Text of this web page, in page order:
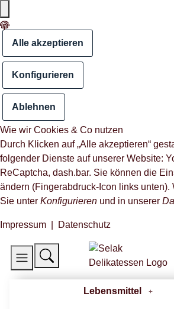
Alle akzeptieren
Konfigurieren
Ablehnen
Wie wir Cookies & Co nutzen
Durch Klicken auf „Alle akzeptieren“
folgender Dienste auf unserer Website:
ReCaptcha, dash.bar. Sie können die
ändern (Fingerabdruck-Icon links unten).
Sie unter Konfigurieren und in unserer
Impressum Datenschutz
Lebensmittel